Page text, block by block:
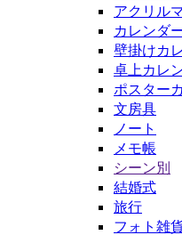
アクリル
カレンダ
壁掛けカ
卓上カレ
ポスター
文房具
ノート
メモ帳
シーン別
結婚式
旅行
フォト雑